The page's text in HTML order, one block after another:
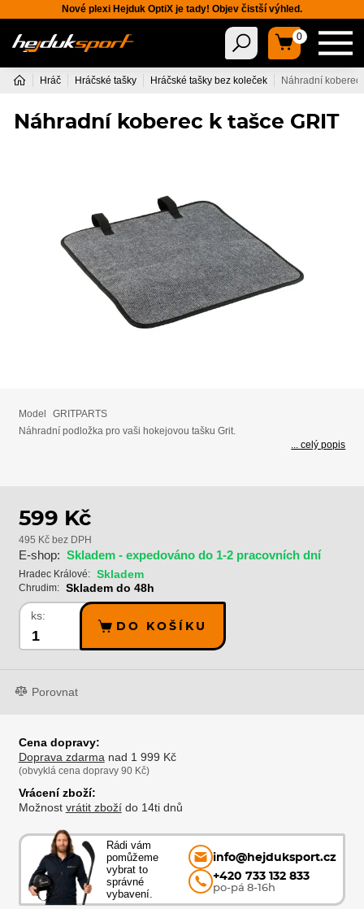
Nové plexi Hejduk OptiX je tady! Objev čistší výhled.
0
Hráč Hráčské tašky Hráčské tašky bez koleček Náhradní koberec
Náhradní koberec k tašce GRIT
Model
GRITPARTS
Náhradní podložka pro vaši hokejovou tašku Grit.
... celý popis
599 Kč
495 Kč bez DPH
E-shop: Skladem - expedováno do 1-2 pracovních dní
Hradec Králové: Skladem
Chrudim: Skladem do 48h
ks:
DO KOŠÍKU
Porovnat
Cena dopravy:
Doprava zdarma nad 1 999 Kč
(obvyklá cena dopravy 90 Kč)
Vrácení zboží:
Možnost vrátit zbožído 14ti dnů
Rádi vám
pomůžeme
vybrat to
správné
vybavení.
info@hejduksport.cz
+420 733 132 833
po-pá 8-16h